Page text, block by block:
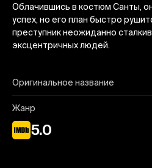
Облачившись в костюм Санты,
успех, но его план быстро
преступник неожиданно
эксцентричных людей.
Оригинальное название
Жанр
5.0